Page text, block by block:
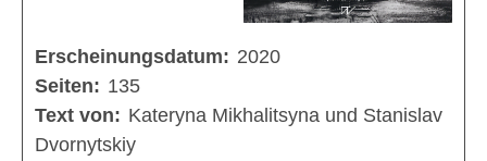
Erscheinungsdatum: 2020
Seiten: 135
Text von: Kateryna Mikhalitsyna und Stanislav
Dvornytskiy